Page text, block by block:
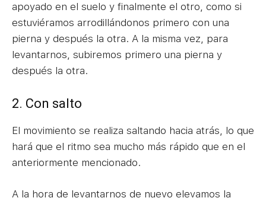
apoyado en el suelo y finalmente el otro, como si
estuviéramos arrodillándonos primero con una
pierna y después la otra. A la misma vez, para
levantarnos, subiremos primero una pierna y
después la otra.
2. Con salto
El movimiento se realiza saltando hacia atrás, lo que
hará que el ritmo sea mucho más rápido que en el
anteriormente mencionado.
A la hora de levantarnos de nuevo elevamos la